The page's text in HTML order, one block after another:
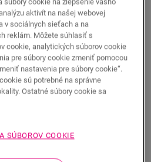
HĽADAŤ
lišta, ktorá dokonale ladí s
soklovými lištami.
aktivít na našej webovej
v sociálnych sieťach a na
reklám. Môžete súhlasiť s
cookie, analytických súborov cookie
pre súbory cookie zmeniť pomocou
nastavenia pre súbory cookie“.
sú potrebné na správne
Ostatné súbory cookie sa
SÚBOROV COOKIE